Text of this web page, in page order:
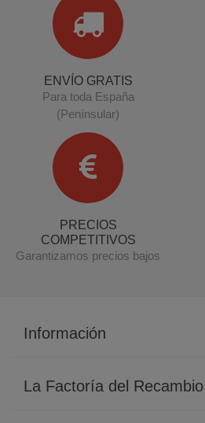
ENVÍO GRATIS
Para toda España
(Penínsular)
PRECIOS
COMPETITIVOS
Garantizamos precios bajos
Información
La Factoría del Recambio